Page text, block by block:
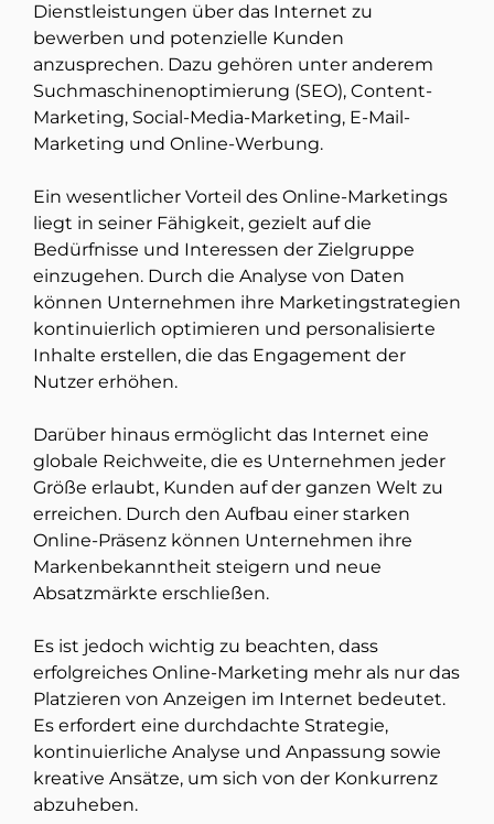
Dienstleistungen über das Internet zu
bewerben und potenzielle Kunden
anzusprechen. Dazu gehören unter anderem
Suchmaschinenoptimierung (SEO), Content-
Marketing, Social-Media-Marketing, E-Mail-
Marketing und Online-Werbung.
Ein wesentlicher Vorteil des Online-Marketings
liegt in seiner Fähigkeit, gezielt auf die
Bedürfnisse und Interessen der Zielgruppe
einzugehen. Durch die Analyse von Daten
können Unternehmen ihre Marketingstrategien
kontinuierlich optimieren und personalisierte
Inhalte erstellen, die das Engagement der
Nutzer erhöhen.
Darüber hinaus ermöglicht das Internet eine
globale Reichweite, die es Unternehmen jeder
Größe erlaubt, Kunden auf der ganzen Welt zu
erreichen. Durch den Aufbau einer starken
Online-Präsenz können Unternehmen ihre
Markenbekanntheit steigern und neue
Absatzmärkte erschließen.
Es ist jedoch wichtig zu beachten, dass
erfolgreiches Online-Marketing mehr als nur das
Platzieren von Anzeigen im Internet bedeutet.
Es erfordert eine durchdachte Strategie,
kontinuierliche Analyse und Anpassung sowie
kreative Ansätze, um sich von der Konkurrenz
abzuheben.